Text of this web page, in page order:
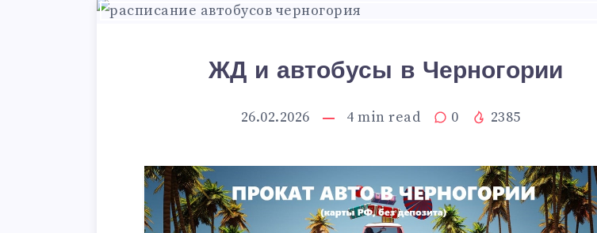
ЖД и автобусы в Черногории
26.02.2026 4 min read 0 2385